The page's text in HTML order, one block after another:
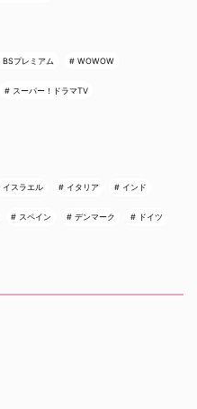
BSプレミアム WOWOW
スーパー！ドラマTV
イスラエル イタリア インド
スペイン デンマーク ドイツ